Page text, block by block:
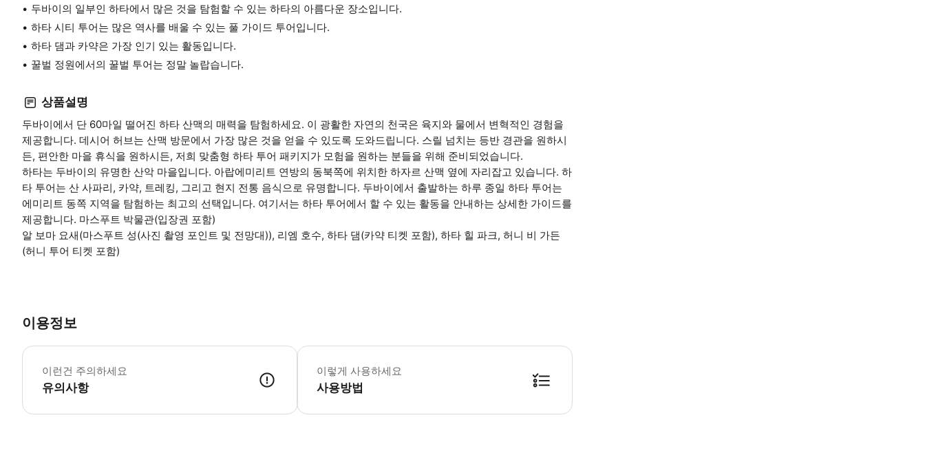
두바이의 일부인 하타에서 많은 것을 탐험할 수 있는 하타의 아름다운 장소입니다.
하타 시티 투어는 많은 역사를 배울 수 있는 풀 가이드 투어입니다.
하타 댐과 카약은 가장 인기 있는 활동입니다.
꿀벌 정원에서의 꿀벌 투어는 정말 놀랍습니다.
상품설명
두바이에서 단 60마일 떨어진 하타 산맥의 매력을 탐험하세요. 이 광활한 자연의 천국은 육지와 물에서 변혁적인 경험을
제공합니다. 데시어 허브는 산맥 방문에서 가장 많은 것을 얻을 수 있도록 도와드립니다. 스릴 넘치는 등반 경관을 원하시
든, 편안한 마을 휴식을 원하시든, 저희 맞춤형 하타 투어 패키지가 모험을 원하는 분들을 위해 준비되었습니다.
하타는 두바이의 유명한 산악 마을입니다. 아랍에미리트 연방의 동북쪽에 위치한 하자르 산맥 옆에 자리잡고 있습니다. 하
타 투어는 산 사파리, 카약, 트레킹, 그리고 현지 전통 음식으로 유명합니다. 두바이에서 출발하는 하루 종일 하타 투어는
에미리트 동쪽 지역을 탐험하는 최고의 선택입니다. 여기서는 하타 투어에서 할 수 있는 활동을 안내하는 상세한 가이드를
제공합니다. 마스푸트 박물관(입장권 포함)
알 보마 요새(마스푸트 성(사진 촬영 포인트 및 전망대)), 리엠 호수, 하타 댐(카약 티켓 포함), 하타 힐 파크, 허니 비 가든
(허니 투어 티켓 포함)
이용정보
이런건 주의하세요
유의사항
* 소요시간 : 420분 (옵션에 따라 소요 시간이 다를 수 있으니, 예약 시 확인 부탁드립니다.)
이렇게 사용하세요
사용방법